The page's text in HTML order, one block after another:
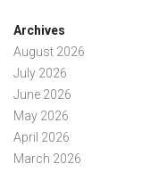
Archives
August 2026
July 2026
June 2026
May 2026
April 2026
March 2026